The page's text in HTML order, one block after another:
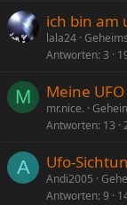
ich bin am
lala24
Antworten 3
M Meine
mr.nice.
Antworten 13
A Ufo-
Andi2005
Antworten 9